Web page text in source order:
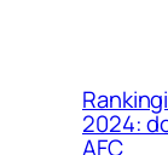
2024:
AFC